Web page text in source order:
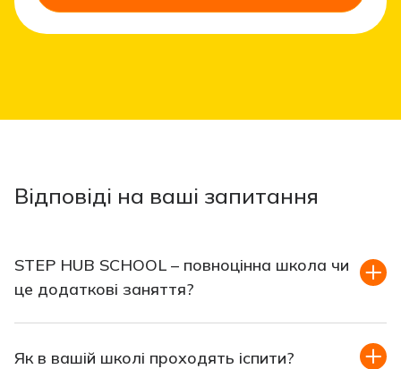
Відповіді на ваші запитання
STEP HUB SCHOOL – повноцінна школа чи
це додаткові заняття?
Як в вашій школі проходять іспити?